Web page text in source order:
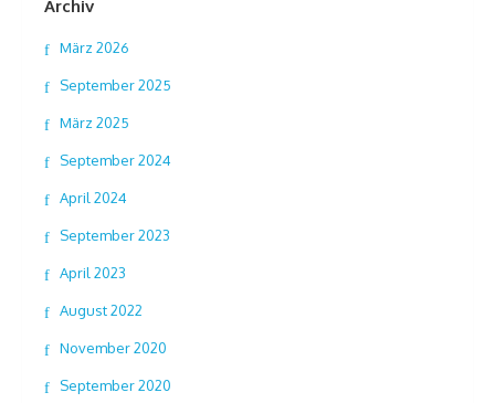
Archiv
März 2026
September 2025
März 2025
September 2024
April 2024
September 2023
April 2023
August 2022
November 2020
September 2020